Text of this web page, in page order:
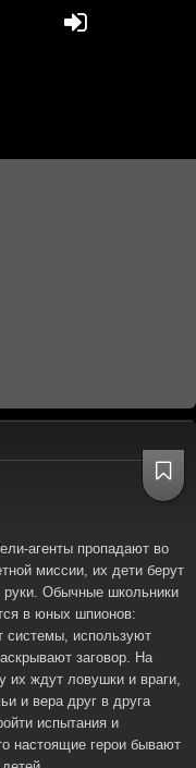
агенты пропадают во
миссии, их дети берут
руки. Обычные школьники
в юных шпионов:
системы, используют
заговор. На
их ждут ловушки и враги,
и вера друг в друга
испытания и
настоящие герои бывают